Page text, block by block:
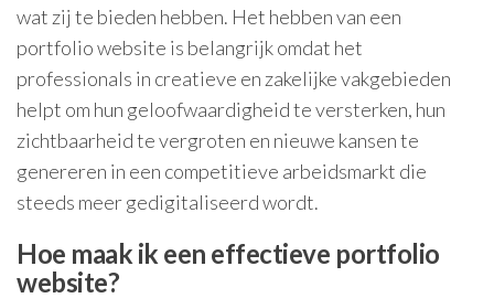
wat zij te bieden hebben. Het hebben van een
portfolio website is belangrijk omdat het
professionals in creatieve en zakelijke vakgebieden
helpt om hun geloofwaardigheid te versterken, hun
zichtbaarheid te vergroten en nieuwe kansen te
genereren in een competitieve arbeidsmarkt die
steeds meer gedigitaliseerd wordt.
Hoe maak ik een effectieve portfolio
website?